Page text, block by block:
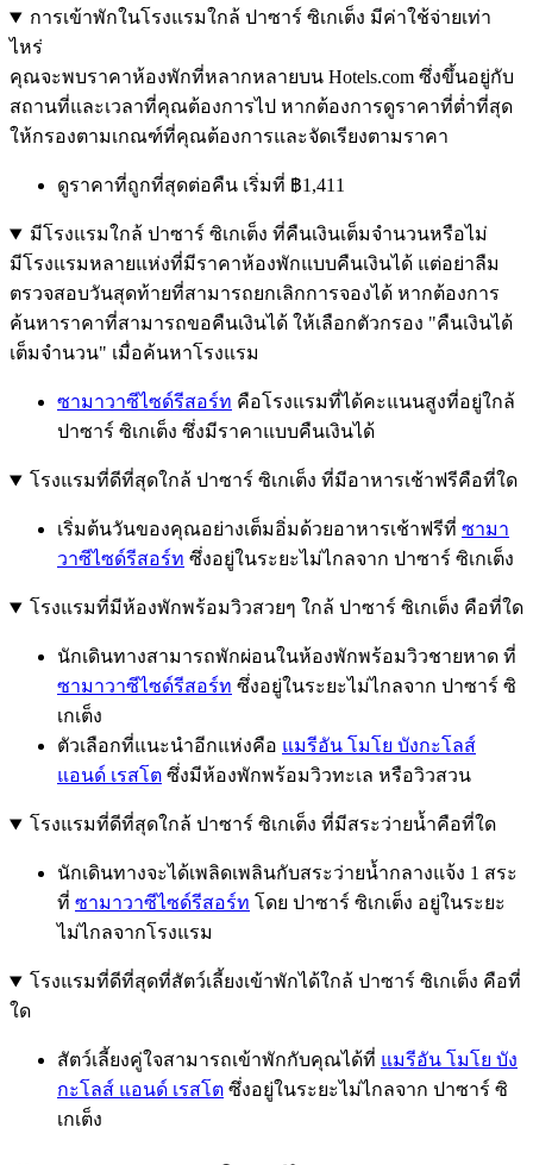
การเข้าพักในโรงแรมใกล้ ปาซาร์ ซิเกเต็ง มีค่าใช้จ่ายเท่า
ไหร่
คุณจะพบราคาห้องพักที่หลากหลายบน Hotels.com ซึ่งขึ้นอยู่กับ
สถานที่และเวลาที่คุณต้องการไป หากต้องการดูราคาที่ต่ำที่สุด
ให้กรองตามเกณฑ์ที่คุณต้องการและจัดเรียงตามราคา
ดูราคาที่ถูกที่สุดต่อคืน เริ่มที่ ฿1,411
มีโรงแรมใกล้ ปาซาร์ ซิเกเต็ง ที่คืนเงินเต็มจำนวนหรือไม่
มีโรงแรมหลายแห่งที่มีราคาห้องพักแบบคืนเงินได้ แต่อย่าลืม
ตรวจสอบวันสุดท้ายที่สามารถยกเลิกการจองได้ หากต้องการ
ค้นหาราคาที่สามารถขอคืนเงินได้ ให้เลือกตัวกรอง "คืนเงินได้
เต็มจำนวน" เมื่อค้นหาโรงแรม
ซามาวาซีไซด์รีสอร์ท คือโรงแรมที่ได้คะแนนสูงที่อยู่ใกล้
ปาซาร์ ซิเกเต็ง ซึ่งมีราคาแบบคืนเงินได้
โรงแรมที่ดีที่สุดใกล้ ปาซาร์ ซิเกเต็ง ที่มีอาหารเช้าฟรีคือที่ใด
เริ่มต้นวันของคุณอย่างเต็มอิ่มด้วยอาหารเช้าฟรีที่ ซามา
วาซีไซด์รีสอร์ท ซึ่งอยู่ในระยะไม่ไกลจาก ปาซาร์ ซิเกเต็ง
โรงแรมที่มีห้องพักพร้อมวิวสวยๆ ใกล้ ปาซาร์ ซิเกเต็ง คือที่ใด
นักเดินทางสามารถพักผ่อนในห้องพักพร้อมวิวชายหาด ที่
ซามาวาซีไซด์รีสอร์ท ซึ่งอยู่ในระยะไม่ไกลจาก ปาซาร์ ซิ
เกเต็ง
ตัวเลือกที่แนะนำอีกแห่งคือ แมรีอัน โมโย บังกะโลส์
แอนด์ เรสโต ซึ่งมีห้องพักพร้อมวิวทะเล หรือวิวสวน
โรงแรมที่ดีที่สุดใกล้ ปาซาร์ ซิเกเต็ง ที่มีสระว่ายน้ำคือที่ใด
นักเดินทางจะได้เพลิดเพลินกับสระว่ายน้ำกลางแจ้ง 1 สระ
ที่ ซามาวาซีไซด์รีสอร์ท โดย ปาซาร์ ซิเกเต็ง อยู่ในระยะ
ไม่ไกลจากโรงแรม
โรงแรมที่ดีที่สุดที่สัตว์เลี้ยงเข้าพักได้ใกล้ ปาซาร์ ซิเกเต็ง คือที่
ใด
สัตว์เลี้ยงคู่ใจสามารถเข้าพักกับคุณได้ที่ แมรีอัน โมโย บัง
กะโลส์ แอนด์ เรสโต ซึ่งอยู่ในระยะไม่ไกลจาก ปาซาร์ ซิ
เกเต็ง